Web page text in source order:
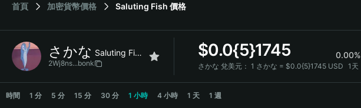
Italiano
简体中文
繁體中文
Bahasa Indonesia
首頁 加密貨幣價格 Saluting Fish 價格
さかな Saluting Fish
2Wj8ns...bonk
$0.0{5}1745 0.00%
さかな 兌美元： 1 さかな = $0.0{5}1745 USD 1天
さかな Price Chart
時間 1 分 5 分 15 分 30 分 1 小時 4 小時 1 天 1 週